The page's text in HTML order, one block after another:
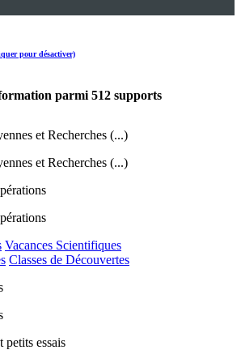
pour désactiver)
parmi 512 supports
et Recherches (...)
et Recherches (...)
Vacances Scientifiques
Classes de Découvertes
petits essais